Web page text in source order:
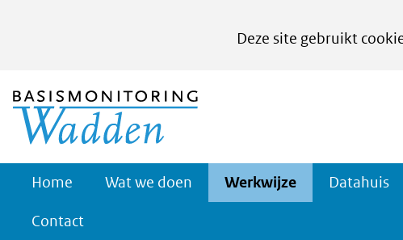
Deze site gebruikt
kan
het
gebruik
Home Wat we doen Werkwijze Werkwijze
Uitklappen
Datahuis
Contact